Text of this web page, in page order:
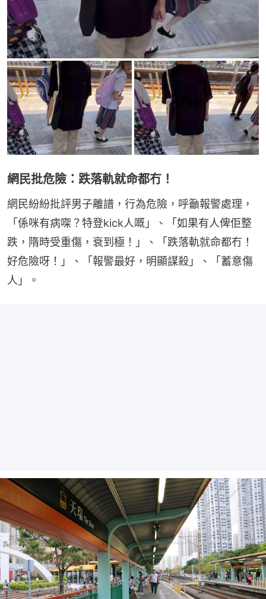
網民批危險：跌落軌就命都冇！
網民紛紛批評男子離譜，行為危險，呼籲報警處理，
「係咪有病㗎？特登kick人嘅」、「如果有人俾佢整
跌，隋時受重傷，衰到極！」、「跌落軌就命都冇！
好危險呀！」、「報警最好，明顯謀殺」、「蓄意傷
人」。